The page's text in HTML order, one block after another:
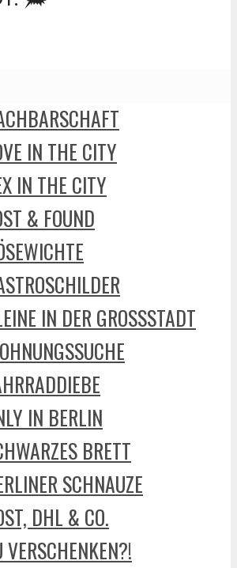
IN THE CITY
IN THE CITY
& FOUND
IN DER GROSSSTADT
IN BERLIN
BRETT
SCHNAUZE
DHL & CO.
VERSCHENKEN?!